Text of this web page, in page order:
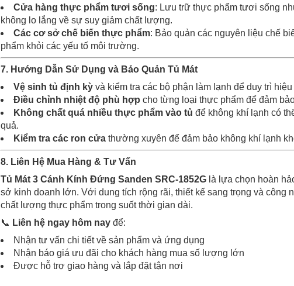
Cửa hàng thực phẩm tươi sống: Lưu trữ thực phẩm tươi sống
không lo lắng về sự suy giảm chất lượng.
Các cơ sở chế biến thực phẩm: Bảo quản các nguyên liệu chế
phẩm khỏi các yếu tố môi trường.
7. Hướng Dẫn Sử Dụng và Bảo Quản Tủ Mát
Vệ sinh tủ định kỳ và kiểm tra các bộ phận làm lạnh để duy trì
Điều chỉnh nhiệt độ phù hợp cho từng loại thực phẩm để đảm
Không chất quá nhiều thực phẩm vào tủ để không khí lạnh có
quả.
Kiểm tra các ron cửa thường xuyên để đảm bảo không khí lạnh
8. Liên Hệ Mua Hàng & Tư Vấn
Tủ Mát 3 Cánh Kính Đứng Sanden SRC-1852G là lựa chọn hoàn
sở kinh doanh lớn. Với dung tích rộng rãi, thiết kế sang trọng và công
chất lượng thực phẩm trong suốt thời gian dài.
📞 Liên hệ ngay hôm nay để:
Nhận tư vấn chi tiết về sản phẩm và ứng dụng
Nhận báo giá ưu đãi cho khách hàng mua số lượng lớn
Được hỗ trợ giao hàng và lắp đặt tận nơi